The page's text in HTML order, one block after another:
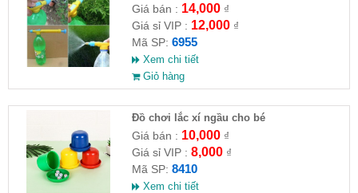
Giá bán : 14,000₫
Giá sỉ VIP : 12,000₫
Mã SP: 6955
Xem chi tiết
Giỏ hàng
Đồ chơi lắc xí ngầu cho bé
Giá bán : 10,000₫
Giá sỉ VIP : 8,000₫
Mã SP: 8410
Xem chi tiết